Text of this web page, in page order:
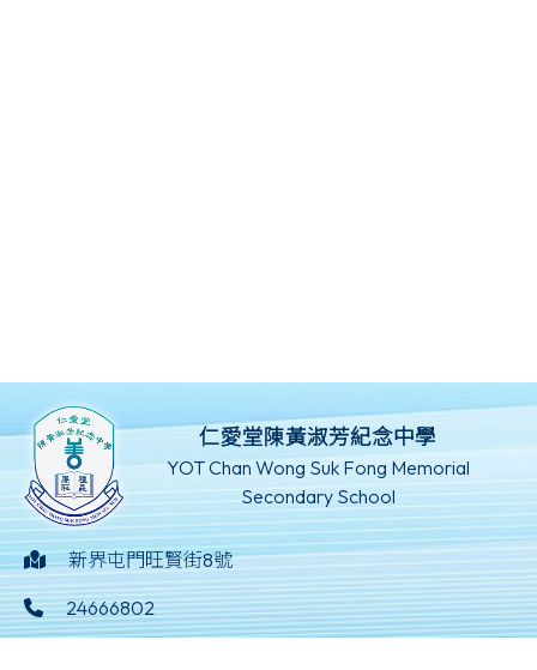
仁愛堂陳黃淑芳紀念中學
YOT Chan Wong Suk Fong Memorial
Secondary School
新界屯門旺賢街8號
24666802